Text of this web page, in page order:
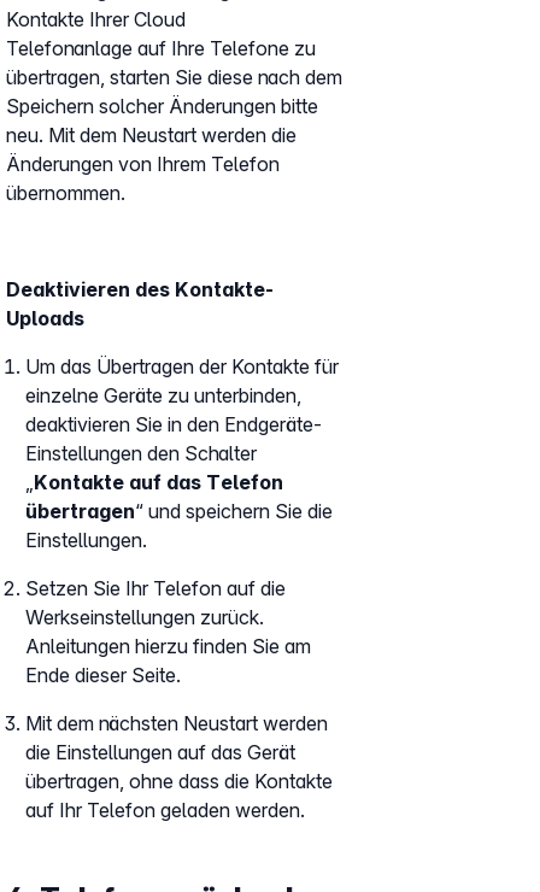
Kontakte Ihrer Cloud
Telefonanlage auf Ihre Telefone zu
übertragen, starten Sie diese nach dem
Speichern solcher Änderungen bitte
neu. Mit dem Neustart werden die
Änderungen von Ihrem Telefon
übernommen.
Deaktivieren des Kontakte-
Uploads
Um das Übertragen der Kontakte für
einzelne Geräte zu unterbinden,
deaktivieren Sie in den Endgeräte-
Einstellungen den Schalter
„Kontakte auf das Telefon
übertragen“ und speichern Sie die
Einstellungen.
Setzen Sie Ihr Telefon auf die
Werkseinstellungen zurück.
Anleitungen hierzu finden Sie am
Ende dieser Seite.
Mit dem nächsten Neustart werden
die Einstellungen auf das Gerät
übertragen, ohne dass die Kontakte
auf Ihr Telefon geladen werden.